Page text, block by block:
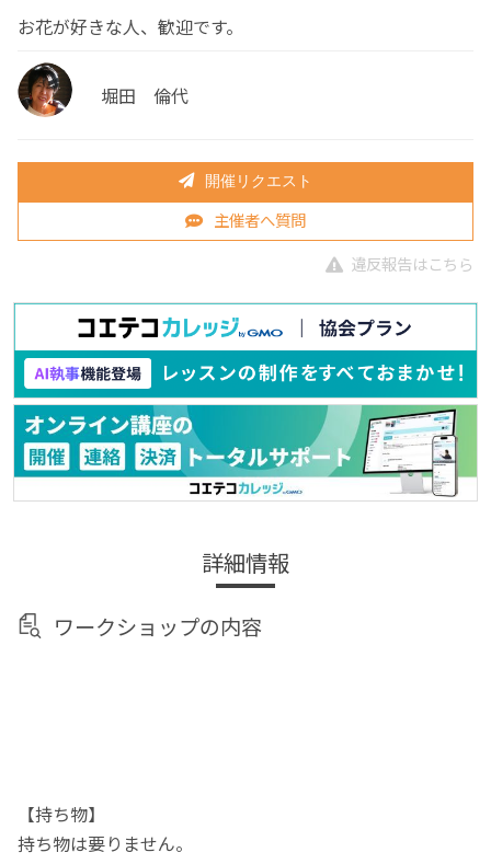
お花が好きな人、歓迎です。
堀田 倫代
開催リクエスト
主催者へ質問
違反報告はこちら
詳細情報
ワークショップの内容
【持ち物】
持ち物は要りません。